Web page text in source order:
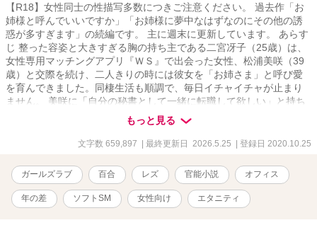
【R18】女性同士の性描写多数につきご注意ください。 過去作「お
姉様と呼んでいいですか」「お姉様に夢中なはずなのにその他の誘
惑が多すぎます」の続編です。 主に週末に更新しています。 あらす
じ 整った容姿と大きすぎる胸の持ち主である二宮冴子（25歳）は、
女性専用マッチングアプリ『ＷＳ』で出会った女性、松浦美咲（39
歳）と交際を続け、二人きりの時には彼女を「お姉さま」と呼び愛
を育んできました。同棲生活も順調で、毎日イチャイチャが止まり
ません。 美咲に「自分の秘書として一緒に転職して欲しい」と持ち
掛けられ、悩んだ末に冴子はそれを承諾しました。 誘われた会社
は、大手ホテルチェーンの令嬢・山元容子（41歳）が社長を務め
る、世間でも話題のリゾートホテルチェーン。オリジナルコスメが
ヘッドハンティングされたのです。 新しい職場、しかもようやく念
願叶って美咲の専属秘書になれて喜ぶはずの冴子の心には一抹の不
安が。 それは、容子その人がラスボス級に妖艶すぎる美魔女である
という事でした。 圧倒的な経験値の違いを察知した冴子は、美咲に
もっと見る
文字数 659,897 | 最終更新日 2026.5.25 | 登録日 2020.10.25
ガールズラブ 百合 レズ 官能小説 オフィス
年の差 ソフトSM 女性向け エタニティ